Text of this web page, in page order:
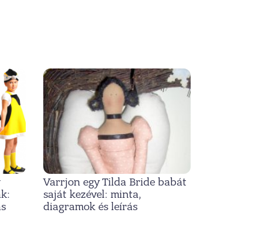
Varrjon egy Tilda Bride babát
saját kezével: minta,
diagramok és leírás